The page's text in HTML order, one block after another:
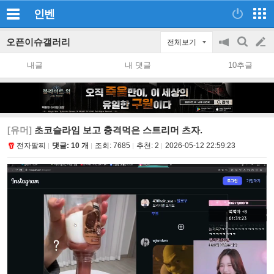
인벤
오픈이슈갤러리 전체보기
공
지
on/off
검
색
글
쓰
내글 내 댓글 10추글
[유머] 초코슬라임 보고 충격먹은 스트리머 츠자.
전자팔찌 댓글: 10 개 조회: 7685 추천: 2 2026-05-12 22:59:23